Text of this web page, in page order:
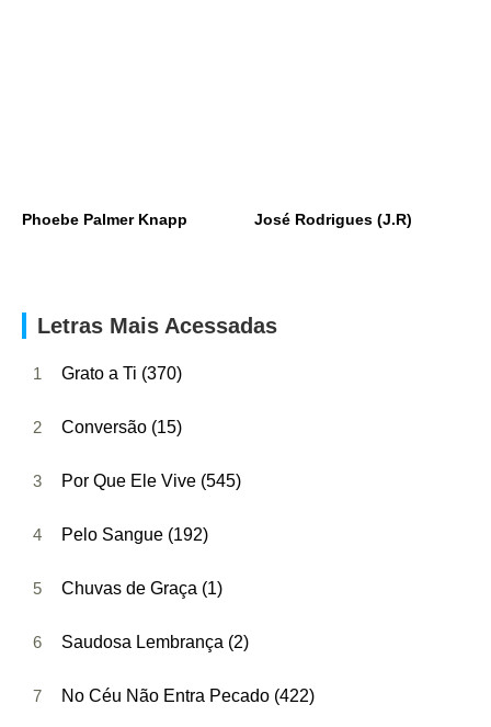
Phoebe Palmer Knapp José Rodrigues (J.R)
Letras Mais Acessadas
1 Grato a Ti (370)
2 Conversão (15)
3 Por Que Ele Vive (545)
4 Pelo Sangue (192)
5 Chuvas de Graça (1)
6 Saudosa Lembrança (2)
7 No Céu Não Entra Pecado (422)